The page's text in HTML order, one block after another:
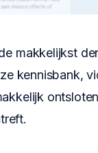
makkelijkst
kennisbank,